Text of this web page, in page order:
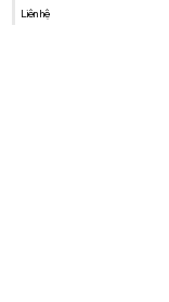
Liên hệ